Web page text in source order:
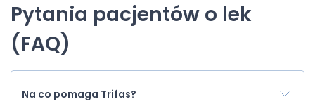
Pytania pacjentów o lek
(FAQ)
Na co pomaga Trifas?